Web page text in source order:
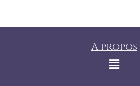
A propos